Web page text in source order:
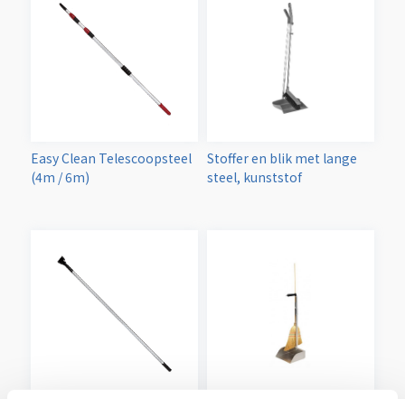
Easy Clean Telescoopsteel
(4m / 6m)
Stoffer en blik met lange
steel, kunststof